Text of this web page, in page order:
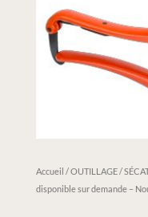
Accueil /OUTILLAGE/
disponible sur demande –